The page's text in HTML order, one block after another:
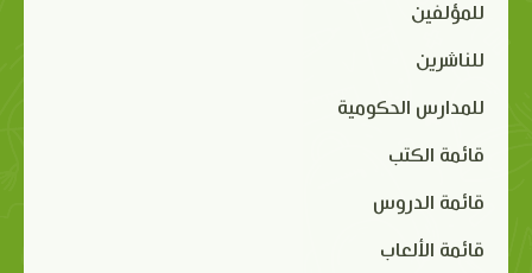
للمؤلفين
للناشرين
للمدارس الحكومية
قائمة الكتب
قائمة الدروس
قائمة الألعاب